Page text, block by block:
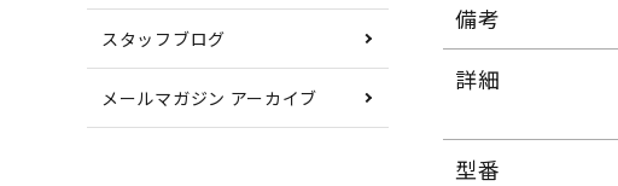
スタッフブログ
メールマガジン アーカイブ
備考
詳細
型番